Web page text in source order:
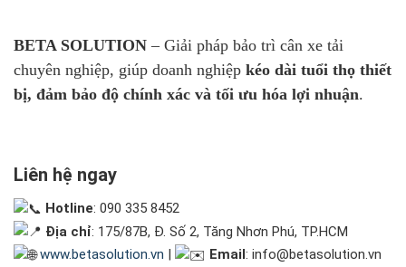
BETA SOLUTION – Giải pháp bảo trì cân xe tải
chuyên nghiệp, giúp doanh nghiệp kéo dài tuổi thọ thiết
bị, đảm bảo độ chính xác và tối ưu hóa lợi nhuận.
Liên hệ ngay
Hotline: 090 335 8452
Địa chỉ: 175/87B, Đ. Số 2, Tăng Nhơn Phú, TP.HCM
www.betasolution.vn | Email: info@betasolution.vn